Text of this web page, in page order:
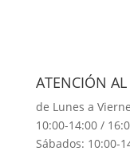
ATENCIÓN AL
de Lunes a
10:00-14:00 /
Sábados: 10:00-